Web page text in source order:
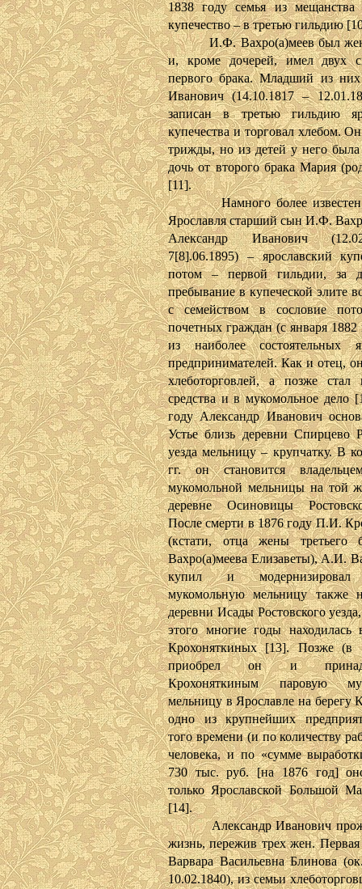
1838 году семья из мещанства
купечество – в третью гильдию
И.Ф. Вахро(а)меев был
и, кроме дочерей, имел двух
первого брака. Младший из
Иванович (14.10.1817 –
записан в третью гильдию
купечества и торговал хлебом.
трижды, но из детей у него
дочь от второго брака Мария
[11].
Намного более известен
Ярославля старший сын И.Ф.
Александр Иванович
7[8].06.1895) – ярославский
потом – первой гильдии, за
пребывание в купеческой элите
с семейством в сословие
почетных граждан (с января 1882
из наиболее состоятельных
предпринимателей. Как и отец,
хлеботорговлей, а позже стал
средства и в мукомольное дело
году Александр Иванович
Устье близь деревни Спирцево
уезда мельницу – крупчатку. В
гг. он становится
мукомольной мельницы на той
деревне Осиновицы
После смерти в 1876 году П.И.
(кстати, отца жены
Вахро(а)меева Елизаветы), А.И.
купил и модернизировал
мукомольную мельницу также
деревни Исады Ростовского
этого многие годы находилась
Крохоняткиных [13]. Позже (в
приобрел он и
Крохоняткиным паровую
мельницу в Ярославле на берегу
одно из крупнейших
того времени (и по количеству
человека, и по «сумме
730 тыс. руб. [на 1876 год]
только Ярославской Большой
[14].
Александр Иванович
жизнь, пережив трех жен.
Варвара Васильевна Блинова
10.02.1840), из семьи